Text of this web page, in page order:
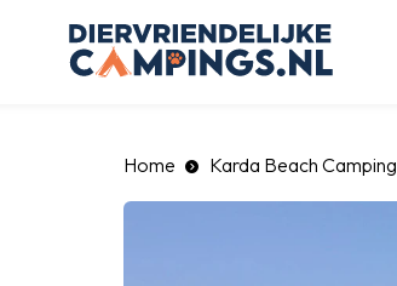
Home Karda Beach Camping